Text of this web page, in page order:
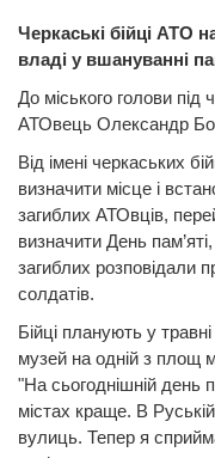
Черкаські бійці АТО
владі у вшануванні
До міського голови під
АТОвець Олександр
Від імені черкаських
визначити місце і
загиблих АТОвців,
визначити День
загиблих розповідали
солдатів.
Бійці планують у
музей на одній з площ
"На сьогоднішній день
містах краще. В
вулиць. Тепер я